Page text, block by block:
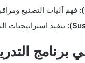
فهم آليات التصنيع
تنفيذ استراتيجيات
برنامج